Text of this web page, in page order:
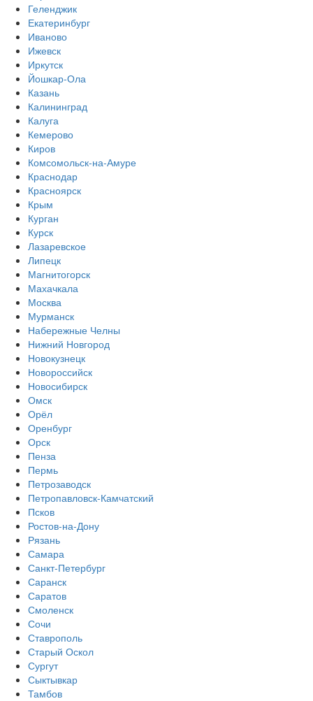
Геленджик
Екатеринбург
Иваново
Ижевск
Иркутск
Йошкар-Ола
Казань
Калининград
Калуга
Кемерово
Киров
Комсомольск-на-Амуре
Краснодар
Красноярск
Крым
Курган
Курск
Лазаревское
Липецк
Магнитогорск
Махачкала
Москва
Мурманск
Набережные Челны
Нижний Новгород
Новокузнецк
Новороссийск
Новосибирск
Омск
Орёл
Оренбург
Орск
Пенза
Пермь
Петрозаводск
Петропавловск-Камчатский
Псков
Ростов-на-Дону
Рязань
Самара
Санкт-Петербург
Саранск
Саратов
Смоленск
Сочи
Ставрополь
Старый Оскол
Сургут
Сыктывкар
Тамбов